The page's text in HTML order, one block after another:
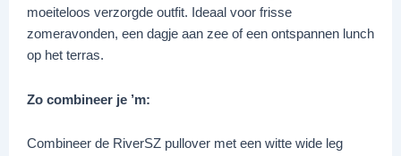
moeiteloos verzorgde outfit. Ideaal voor frisse
zomeravonden, een dagje aan zee of een ontspannen lunch
op het terras.
Zo combineer je ’m:
Combineer de RiverSZ pullover met een witte wide leg